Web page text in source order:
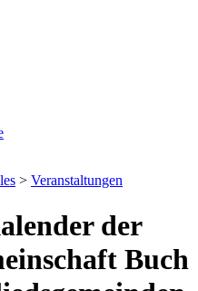
> Veranstaltungen
der
Buch